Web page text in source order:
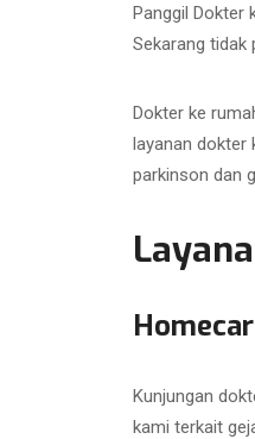
Panggil Dokter
Sekarang tidak
Dokter ke
layanan dokter
parkinson dan
Kunjungan
kami terkait